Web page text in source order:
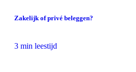
Zakelijk of privé beleggen?
3 min leestijd